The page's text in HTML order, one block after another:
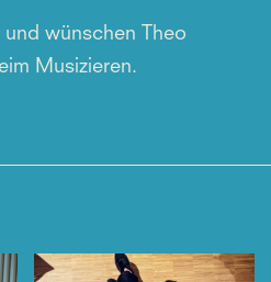
wünschen Theo
Musizieren.